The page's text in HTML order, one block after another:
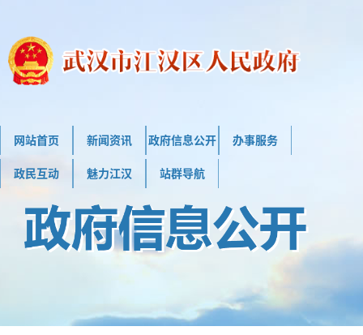
网站首页 新闻资讯 政府信息公开 办事服务
政民互动 魅力江汉 站群导航